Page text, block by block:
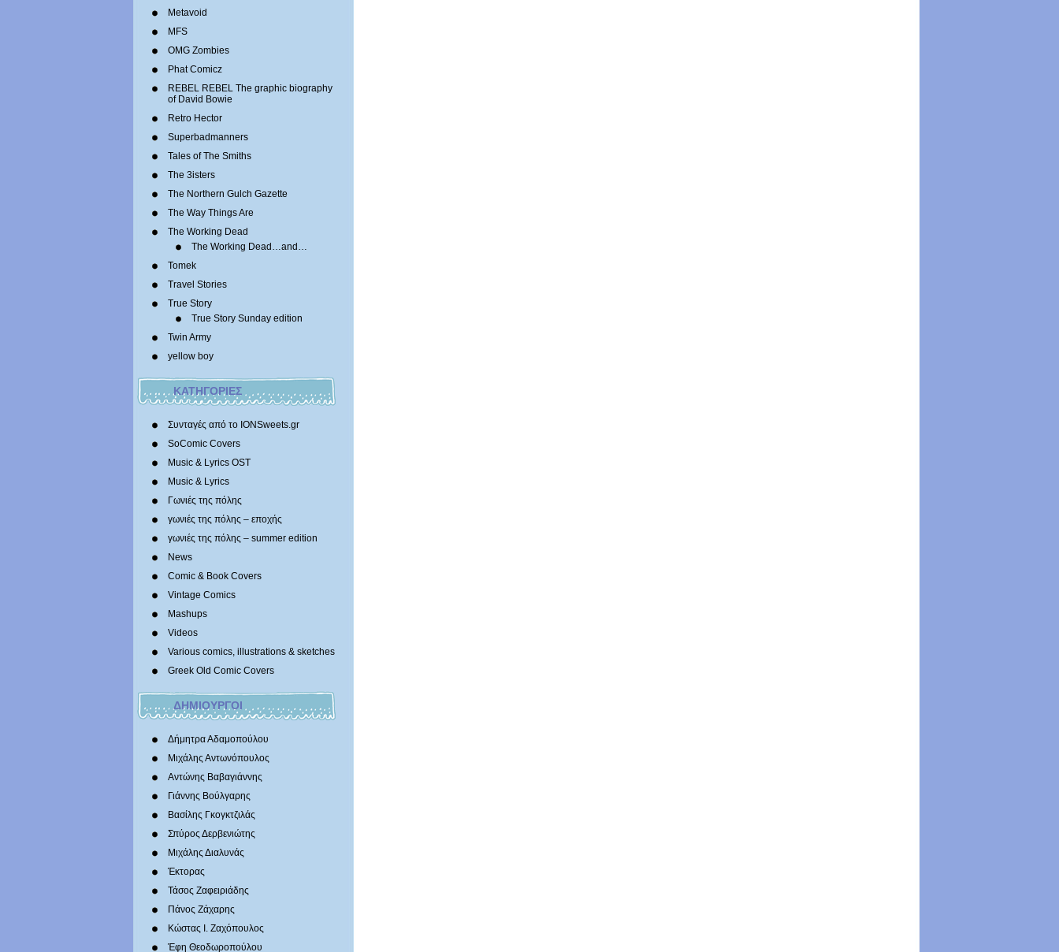
Metavoid
MFS
OMG Zombies
Phat Comicz
REBEL REBEL The graphic biography
of David Bowie
Retro Hector
Superbadmanners
Tales of The Smiths
The 3isters
The Northern Gulch Gazette
The Way Things Are
The Working Dead
The Working Dead…and…
Tomek
Travel Stories
True Story
True Story Sunday edition
Twin Army
yellow boy
ΚΑΤΗΓΟΡΙΕΣ
Συνταγές από το IONSweets.gr
SoComic Covers
Music & Lyrics OST
Music & Lyrics
Γωνιές της πόλης
γωνιές της πόλης – εποχής
γωνιές της πόλης – summer edition
News
Comic & Book Covers
Vintage Comics
Mashups
Videos
Various comics, illustrations & sketches
Greek Old Comic Covers
ΔΗΜΙΟΥΡΓΟΙ
Δήμητρα Αδαμοπούλου
Μιχάλης Αντωνόπουλος
Αντώνης Βαβαγιάννης
Γιάννης Βούλγαρης
Βασίλης Γκογκτζιλάς
Σπύρος Δερβενιώτης
Mιχάλης Διαλυνάς
Έκτορας
Τάσος Ζαφειριάδης
Πάνος Ζάχαρης
Κώστας Ι. Ζαχόπουλoς
Έφη Θεοδωροπούλου